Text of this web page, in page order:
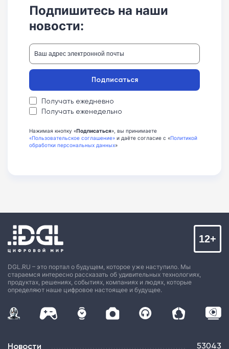
Подпишитесь на наши
новости:
Получать ежедневно
Получать еженедельно
Подписаться
Нажимая кнопку «Подписаться», вы принимаете
«Пользовательское соглашение» и даёте согласие с «Политикой
обработки персональных данных»
DGL.RU – это портал о будущем, которое уже наступило. Мы
стараемся интересно рассказать об удивительных технологиях,
продуктах, решениях, событиях, компаниях и людях, которые
определяют наше цифровое настоящее и будущее.
12+
Новости 53043